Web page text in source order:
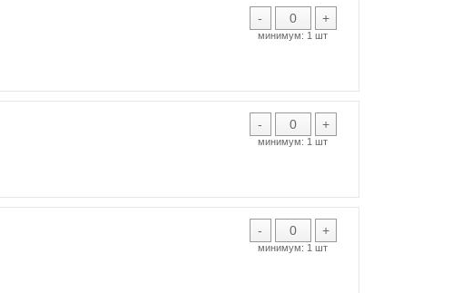
- +
минимум: 1 шт
- +
минимум: 1 шт
- +
минимум: 1 шт